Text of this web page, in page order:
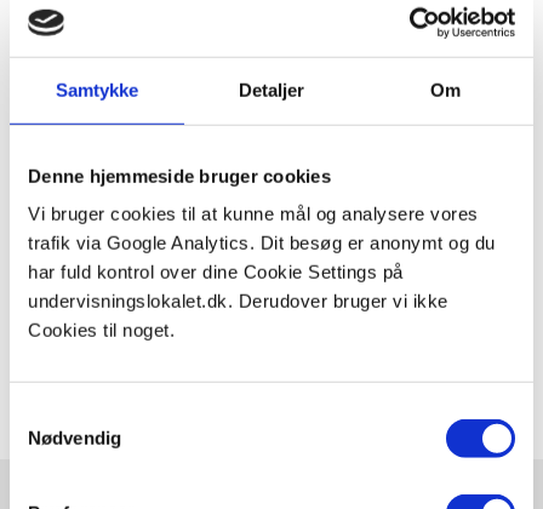
Samtykke Detaljer Om
Denne hjemmeside bruger cookies
Vi bruger cookies til at kunne mål og analysere vores
trafik via Google Analytics. Dit besøg er anonymt og du
har fuld kontrol over dine Cookie Settings på
undervisningslokalet.dk. Derudover bruger vi ikke
Cookies til noget.
Nødvendig
sædprodu
Boost viden om mands kønshormoner
✏️ Tegn figuren fra video der viser hvordan mandens
kønshormoner reguleres. Efter du har tegnet
Claus Gudum Faaborg